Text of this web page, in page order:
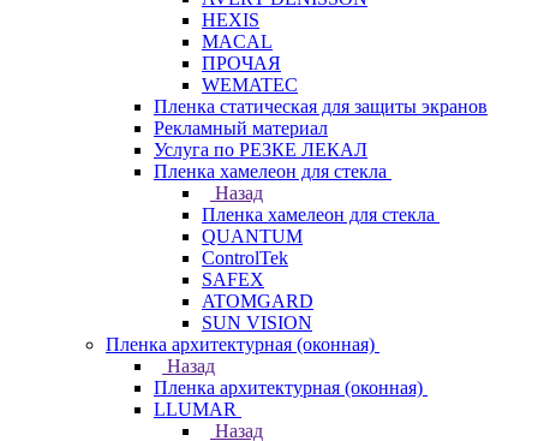
HEXIS
MACAL
ПРОЧАЯ
WEMATEC
Пленка статическая для защиты экранов
Рекламный материал
Услуга по РЕЗКЕ ЛЕКАЛ
Пленка хамелеон для стекла
Назад
Пленка хамелеон для стекла
QUANTUM
ControlTek
SAFEX
ATOMGARD
SUN VISION
Пленка архитектурная (оконная)
Назад
Пленка архитектурная (оконная)
LLUMAR
Назад